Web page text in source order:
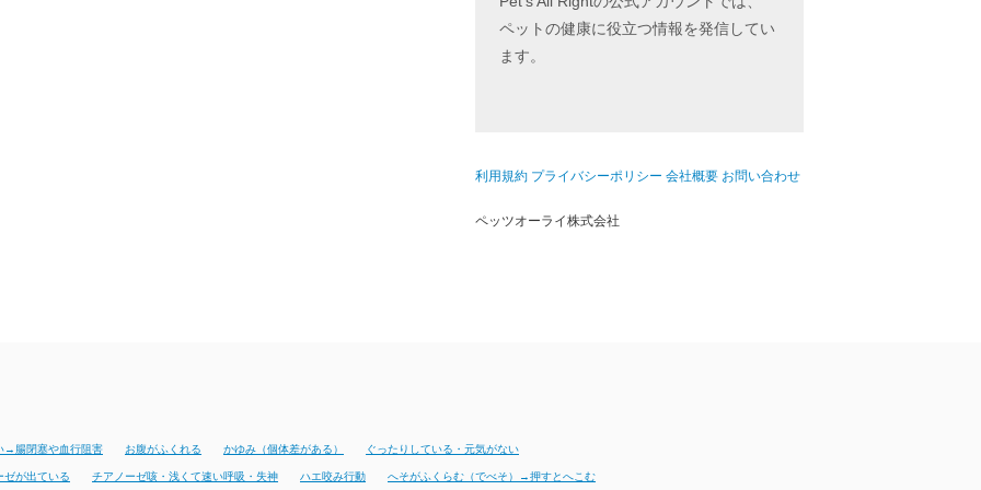
ペットの健康に役立つ情報を発信してい
ます。
利用規約 プライバシーポリシー 会社概要 お問い合わせ
ペッツオーライ株式会社
→腸閉塞や血行阻害 お腹がふくれる かゆみ（個体差がある） ぐったりしている・元気がない
ゼが出ている チアノーゼ咳・浅くて速い呼吸・失神 ハエ咬み行動 へそがふくらむ（でべそ）→押すとへこむ